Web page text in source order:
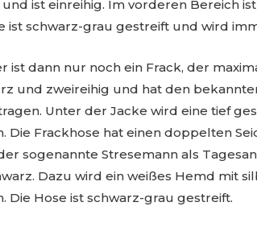
ist einreihig. Im vorderen Bereich
ist schwarz-grau gestreift und wird
ist dann nur noch ein Frack, der
und zweireihig und hat den
Unter der Jacke wird eine tief
Die Frackhose hat einen doppelten
sogenannte Stresemann als
Dazu wird ein weißes Hemd mit
Die Hose ist schwarz-grau gestreift.